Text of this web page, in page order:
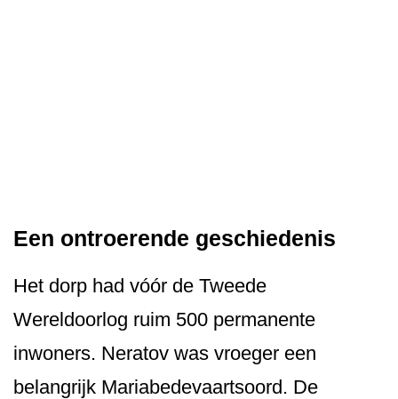
Een ontroerende geschiedenis
Het dorp had vóór de Tweede
Wereldoorlog ruim 500 permanente
inwoners. Neratov was vroeger een
belangrijk Mariabedevaar­tsoord. De